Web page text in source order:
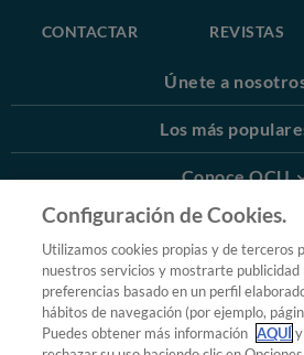
CONTACTAR REVISTAS
Únete a
Los más
Conoce OCU
Más Información
© 2026 OCU
Condiciones generales de
Política de
Configuración de Cookies.
Utilizamos cookies propias y de terceros
nuestros servicios y mostrarte publicidad
preferencias basado en un perfil
hábitos de navegación (por ejemplo,
Puedes obtener más información AQUÍ